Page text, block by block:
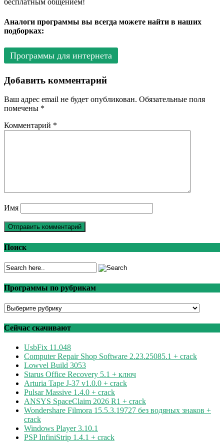
бесплатным общением!
Аналоги программы вы всегда можете найти в наших
подборках:
Программы для интернета
Добавить комментарий
Ваш адрес email не будет опубликован. Обязательные поля
помечены *
Комментарий *
Имя
Поиск
Программы по рубрикам
Программы
рубрикам
Сейчас скачивают
UsbFix 11.048
Computer Repair Shop Software 2.23.25085.1 + crack
Lowvel Build 3053
Starus Office Recovery 5.1 + ключ
Arturia Tape J-37 v1.0.0 + crack
Pulsar Massive 1.4.0 + crack
ANSYS SpaceClaim 2026 R1 + crack
Wondershare Filmora 15.5.3.19727 без водяных знаков +
crack
Windows Player 3.10.1
PSP InfiniStrip 1.4.1 + crack